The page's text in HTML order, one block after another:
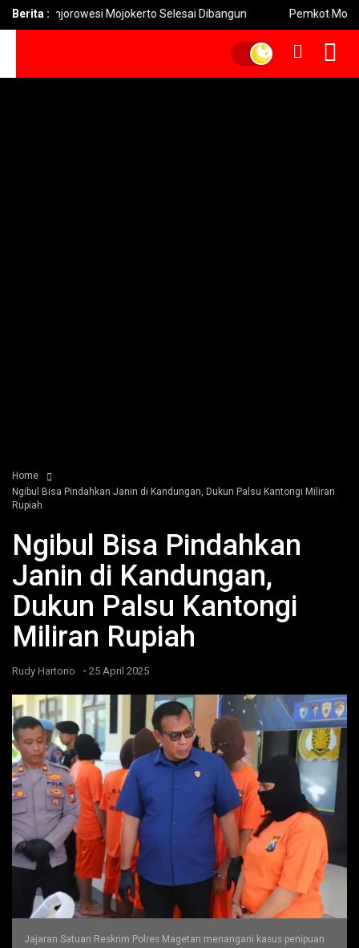
Berita :Mojokerto Selesai Dibangun Pemkot Mojokerto
Home
Ngibul Bisa Pindahkan Janin di Kandungan, Dukun Palsu Kantongi Miliran
Rupiah
Ngibul Bisa Pindahkan
Janin di Kandungan,
Dukun Palsu Kantongi
Miliran Rupiah
Rudy Hartono - 25 April 2025
Jajaran Satuan Reskrim Polres Magetan menangani kasus penipuan